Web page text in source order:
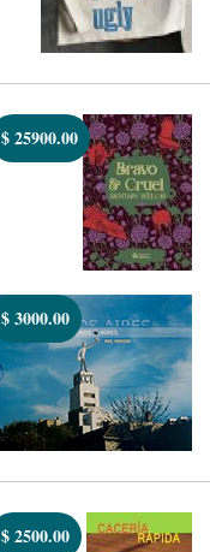
$25900.00
$3000.00
$2500.00